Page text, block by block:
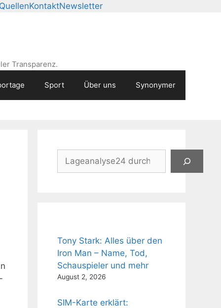
KontaktNewsletter
Transparenz.
Sport Über uns Synonymer
Suchen
Tony Stark: Alles über den
Iron Man – Name, Tod,
Schauspieler und mehr
August 2, 2026
SIM-Karte erklärt: